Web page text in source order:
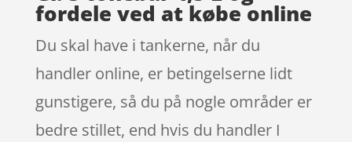
fordele ved at købe online
Du skal have i tankerne, når du
handler online, er betingelserne lidt
gunstigere, så du på nogle områder er
bedre stillet, end hvis du handler I